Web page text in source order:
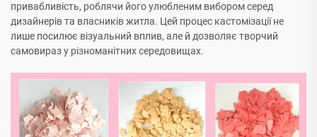
привабливість, роблячи його улюбленим вибором серед
дизайнерів та власників житла. Цей процес кастомізації не
лише посилює візуальний вплив, але й дозволяє творчий
самовираз у різноманітних середовищах.